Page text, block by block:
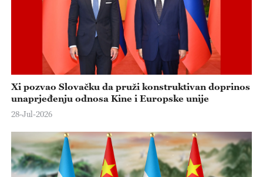
Xi pozvao Slovačku da pruži konstruktivan doprinos
unaprjeđenju odnosa Kine i Europske unije
28-Jul-2026